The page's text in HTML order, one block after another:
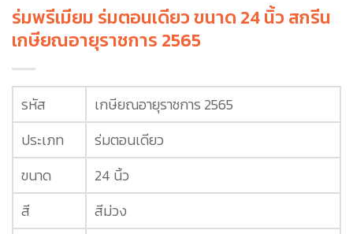
ร่มพรีเมียม ร่มตอนเดียว ขนาด 24 นิ้ว สกรีน
เกษียณอายุราชการ 2565
รหัส
เกษียณอายุราชการ 2565
ประเภท
ร่มตอนเดียว
ขนาด
24 นิ้ว
สี
สีม่วง